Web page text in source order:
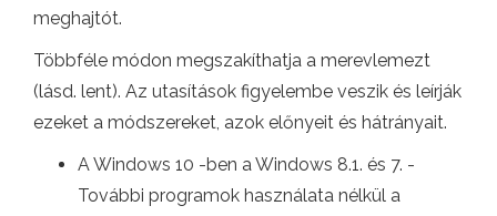
meghajtót.
Többféle módon megszakíthatja a merevlemezt
(lásd. lent). Az utasítások figyelembe veszik és leírják
ezeket a módszereket, azok előnyeit és hátrányait.
A Windows 10 -ben a Windows 8.1. és 7. -
További programok használata nélkül a